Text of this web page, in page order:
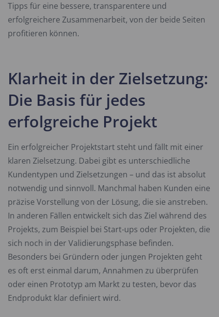
Tipps für eine bessere, transparentere und
erfolgreichere Zusammenarbeit, von der beide Seiten
profitieren können.
Klarheit in der Zielsetzung:
Die Basis für jedes
erfolgreiche Projekt
Ein erfolgreicher Projektstart steht und fällt mit einer
klaren Zielsetzung. Dabei gibt es unterschiedliche
Kundentypen und Zielsetzungen – und das ist absolut
notwendig und sinnvoll. Manchmal haben Kunden eine
präzise Vorstellung von der Lösung, die sie anstreben.
In anderen Fällen entwickelt sich das Ziel während des
Projekts, zum Beispiel bei Start-ups oder Projekten, die
sich noch in der Validierungsphase befinden.
Besonders bei Gründern oder jungen Projekten geht
es oft erst einmal darum, Annahmen zu überprüfen
oder einen Prototyp am Markt zu testen, bevor das
Endprodukt klar definiert wird.